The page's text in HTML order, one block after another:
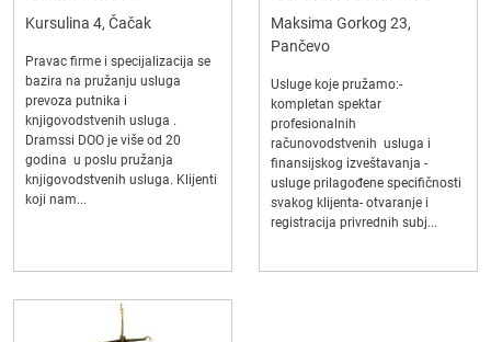
Kursulina 4, Čačak
Pravac firme i specijalizacija se
bazira na pružanju usluga
prevoza putnika i
knjigovodstvenih usluga .
Dramssi DOO je više od 20
godina u poslu pružanja
knjigovodstvenih usluga. Klijenti
koji nam...
Maksima Gorkog 23,
Pančevo
Usluge koje pružamo:-
kompletan spektar
profesionalnih
računovodstvenih usluga i
finansijskog izveštavanja -
usluge prilagođene specifičnosti
svakog klijenta- otvaranje i
registracija privrednih subj...